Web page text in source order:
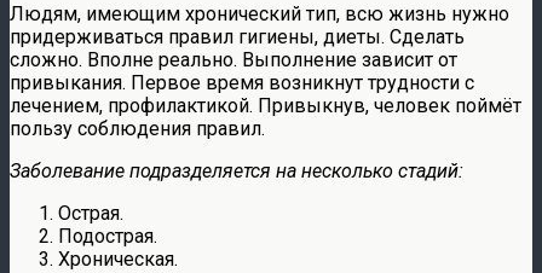
Людям, имеющим хронический тип, всю жизнь нужно
придерживаться правил гигиены, диеты. Сделать
сложно. Вполне реально. Выполнение зависит от
привыкания. Первое время возникнут трудности с
лечением, профилактикой. Привыкнув, человек поймёт
пользу соблюдения правил.
Заболевание подразделяется на несколько стадий:
Острая.
Подострая.
Хроническая.